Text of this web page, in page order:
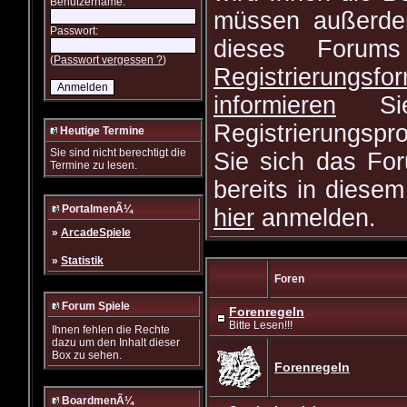
Passwort:
(Passwort vergessen ?)
Heutige Termine
Sie sind nicht berechtigt die
Termine zu lesen.
PortalmenÃ¼
» ArcadeSpiele
» Statistik
Forum Spiele
Ihnen fehlen die Rechte
dazu um den Inhalt dieser
Box zu sehen.
BoardmenÃ¼
müssen
dieses
informieren
Sie sich das
bereits in
hier anmelden.
Foren
Forenregeln
Bitte Lesen!!!
Forenregeln